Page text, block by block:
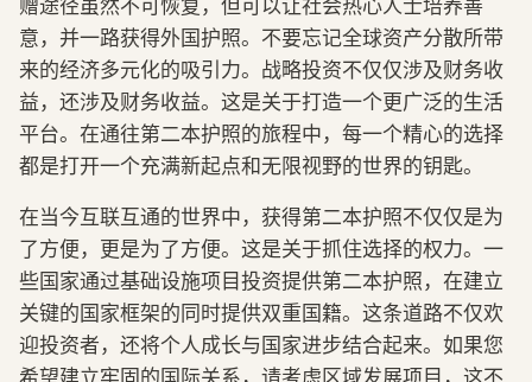
赠途径虽然不可恢复，但可以让社会热心人士培养善
意，并一路获得外国护照。不要忘记全球资产分散所带
来的经济多元化的吸引力。战略投资不仅仅涉及财务收
益，还涉及财务收益。这是关于打造一个更广泛的生活
平台。在通往第二本护照的旅程中，每一个精心的选择
都是打开一个充满新起点和无限视野的世界的钥匙。
在当今互联互通的世界中，获得第二本护照不仅仅是为
了方便，更是为了方便。这是关于抓住选择的权力。一
些国家通过基础设施项目投资提供第二本护照，在建立
关键的国家框架的同时提供双重国籍。这条道路不仅欢
迎投资者，还将个人成长与国家进步结合起来。如果您
希望建立牢固的国际关系，请考虑区域发展项目，这不